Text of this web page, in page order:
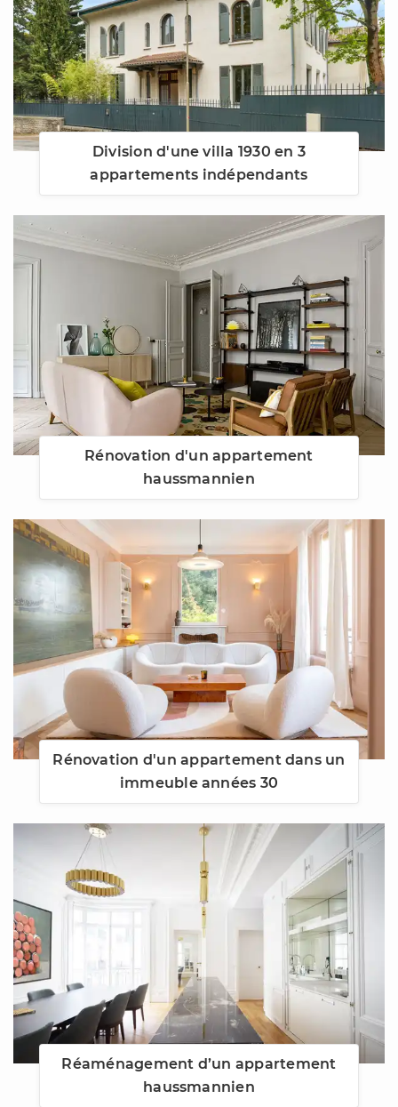
Division d'une villa 1930 en 3
appartements indépendants
Rénovation d'un appartement
haussmannien
Rénovation d'un appartement dans un
immeuble années 30
Réaménagement d’un appartement
haussmannien